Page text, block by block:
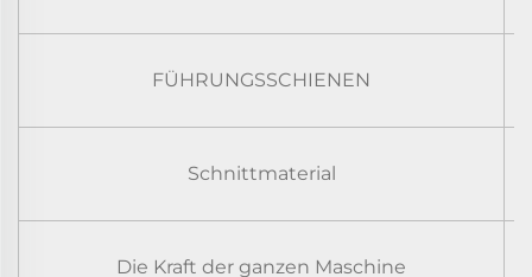
FÜHRUNGSSCHIENEN
Schnittmaterial
Die Kraft der ganzen Maschine